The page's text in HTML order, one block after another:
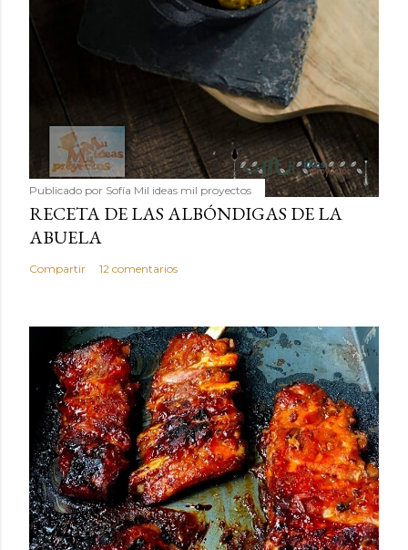
Publicado por Sofía Mil ideas mil proyectos
RECETA DE LAS ALBÓNDIGAS DE LA
ABUELA
Compartir 12 comentarios